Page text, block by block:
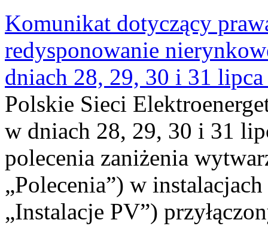
Komunikat dotyczący
redysponowanie
dniach 28, 29, 30 i 31
Polskie Sieci
w dniach 28, 29, 30 i 31
polecenia zaniżenia
„Polecenia”) w
„Instalacje PV”)